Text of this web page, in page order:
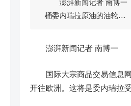
澎湃新闻记者 南博一
桶委内瑞拉原油的油轮…
澎湃新闻记者 南博一
国际大宗商品交易信息网
开往欧洲。这将是委内瑞拉